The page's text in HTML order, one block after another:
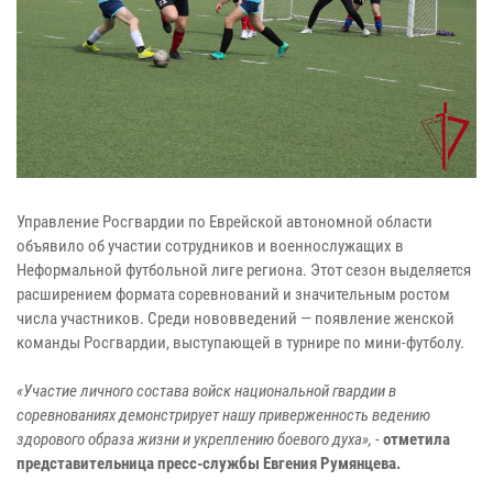
Управление Росгвардии по Еврейской автономной области
объявило об участии сотрудников и военнослужащих в
Неформальной футбольной лиге региона. Этот сезон выделяется
расширением формата соревнований и значительным ростом
числа участников. Среди нововведений — появление женской
команды Росгвардии, выступающей в турнире по мини-футболу.
«Участие личного состава войск национальной гвардии в
соревнованиях демонстрирует нашу приверженность ведению
здорового образа жизни и укреплению боевого духа», -отметила
представительница пресс-службы Евгения Румянцева.